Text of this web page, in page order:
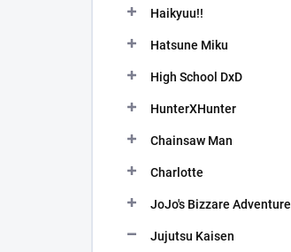
Haikyuu!!
Hatsune Miku
High School DxD
HunterXHunter
Chainsaw Man
Charlotte
JoJo's Bizzare Adventure
Jujutsu Kaisen